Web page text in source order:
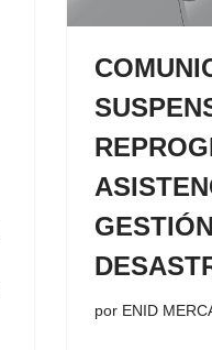
por ENID